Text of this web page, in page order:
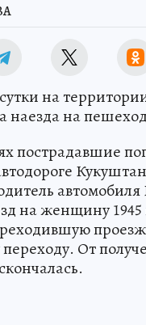
на
наезда на
пострадавшие
автомобиля
на женщину 1945
От